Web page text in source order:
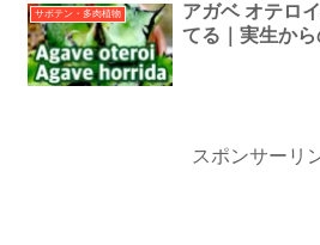
サボテン・多肉植物
アガベ オテロ
てる｜実生か
スポンサーリ